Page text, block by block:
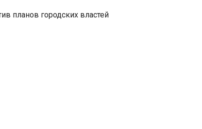
планов городских властей